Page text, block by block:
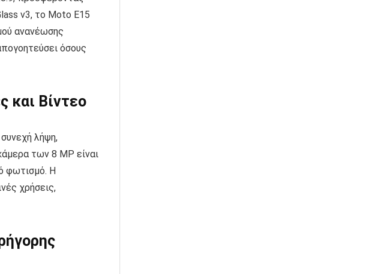
v3, το Moto E15
ανανέωσης
όσους
και Βίντεο
λήψη,
των 8 MP είναι
φωτισμό. Η
χρήσεις,